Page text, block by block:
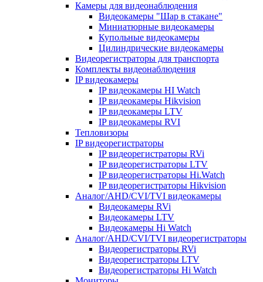
Камеры для видеонаблюдения
Видеокамеры "Шар в стакане"
Миниатюрные видеокамеры
Купольные видеокамеры
Цилиндрические видеокамеры
Видеорегистраторы для транспорта
Комплекты видеонаблюдения
IP видеокамеры
IP видеокамеры HI Watch
IP видеокамеры Hikvision
IP видеокамеры LTV
IP видеокамеры RVI
Тепловизоры
IP видеорегистраторы
IP видеорегистраторы RVi
IP видеорегистраторы LTV
IP видеорегистраторы Hi.Watch
IP видеорегистраторы Hikvision
Аналог/AHD/CVI/TVI видеокамеры
Видеокамеры RVi
Видеокамеры LTV
Видеокамеры Hi Watch
Аналог/AHD/CVI/TVI видеорегистраторы
Видеорегистраторы RVi
Видеорегистраторы LTV
Видеорегистраторы Hi Watch